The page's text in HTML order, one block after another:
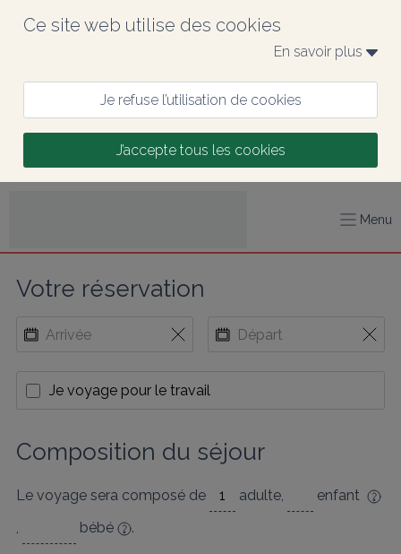
Ce site web utilise des cookies
En savoir plus
Je refuse l’utilisation de cookies
J’accepte tous les cookies
Menu
Votre réservation
Je voyage pour le travail
Composition du séjour
Le voyage sera composé de adulte,
enfant
,
bébé .